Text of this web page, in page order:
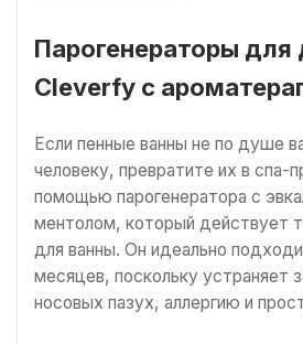
Парогенераторы для
Cleverfy с
Если пенные ванны не по душе
человеку, превратите их в спа-
помощью парогенератора с
ментолом, который действует
для ванны. Он идеально
месяцев, поскольку устраняет
носовых пазух, аллергию и